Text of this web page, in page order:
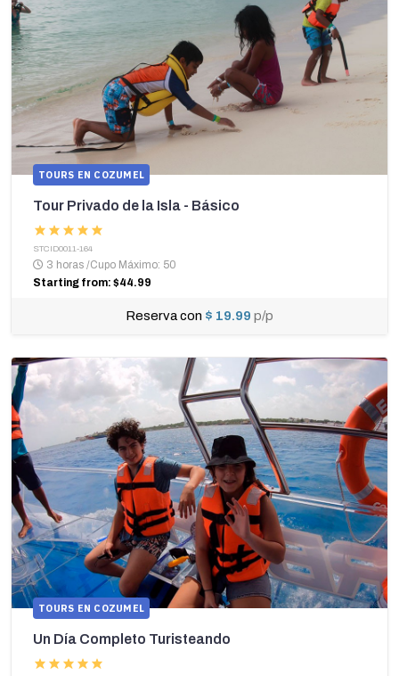
TOURS EN COZUMEL
Tour Privado de la Isla - Básico
STCID0011-164
3 horas /Cupo Máximo: 50
Starting from: $44.99
Reserva con $ 19.99 p/p
TOURS EN COZUMEL
Un Día Completo Turisteando